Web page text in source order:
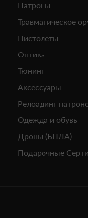
Патроны
Травматическое
Пистолеты
Оптика
Тюнинг
Аксессуары
Релоадинг
Одежда и обувь
Дроны (БПЛА)
Подарочные